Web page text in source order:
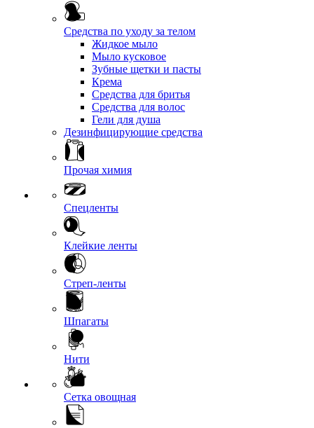
Средства по уходу за телом
Жидкое мыло
Мыло кусковое
Зубные щетки и пасты
Крема
Средства для бритья
Средства для волос
Гели для душа
Дезинфицирующие средства
Прочая химия
Спецленты
Клейкие ленты
Стреп-ленты
Шпагаты
Нити
Сетка овощная